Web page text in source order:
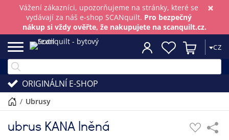
×
Vážení zákazníci, upozorňujeme na stránky, které se
vydávají za náš e-shop SCANquilt. Pro bezpečný
nákup si vždy ověřte, že nakupujete na scanquilt.cz.
CZ
ORIGINÁLNÍ E-SHOP
/ ubrusy
ubrus KANA lněná